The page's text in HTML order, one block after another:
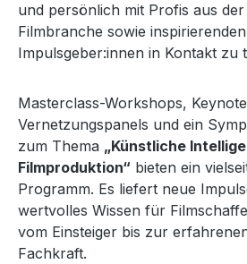
und persönlich mit Profis aus der
Filmbranche sowie inspirierenden
Impulsgeber:innen in Kontakt zu
Masterclass-Workshops,
Vernetzungspanels und ein
zum Thema „Künstliche
Filmproduktion“ bieten ein
Programm. Es liefert neue
wertvolles Wissen für
vom Einsteiger bis zur
Fachkraft.